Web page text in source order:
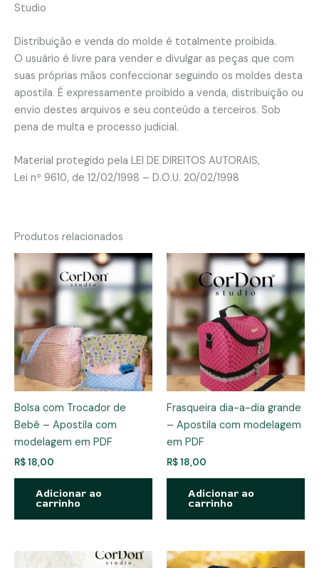
Studio
Distribuição e venda do molde é totalmente proibida.
O usuário é livre para vender e divulgar as peças que com
suas próprias mãos confeccionar seguindo os moldes desta
apostila. É expressamente proibido a venda, distribuição ou
envio destes arquivos e seu conteúdo a terceiros. Sob
pena de multa e processo judicial.
Material protegido pela LEI DE DIREITOS AUTORAIS,
Lei nº 9610, de 12/02/1998 – D.O.U. 20/02/1998
Produtos relacionados
Bolsa com Trocador de
Bebê – Apostila com
modelagem em PDF
R$18,00
Adicionar ao
carrinho
Frasqueira dia-a-dia grande
– Apostila com modelagem
em PDF
R$18,00
Adicionar ao
carrinho